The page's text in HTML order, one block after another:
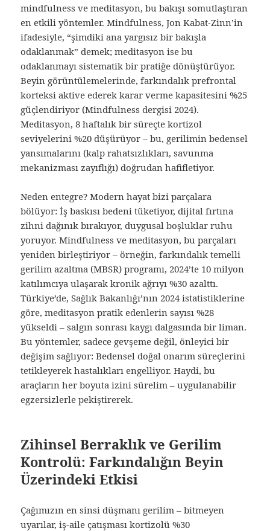
mindfulness ve meditasyon, bu bakışı somutlaştıran
en etkili yöntemler. Mindfulness, Jon Kabat-Zinn’in
ifadesiyle, “şimdiki ana yargısız bir bakışla
odaklanmak” demek; meditasyon ise bu
odaklanmayı sistematik bir pratiğe dönüştürüyor.
Beyin görüntülemelerinde, farkındalık prefrontal
korteksi aktive ederek karar verme kapasitesini %25
güçlendiriyor (Mindfulness dergisi 2024).
Meditasyon, 8 haftalık bir süreçte kortizol
seviyelerini %20 düşürüyor – bu, gerilimin bedensel
yansımalarını (kalp rahatsızlıkları, savunma
mekanizması zayıflığı) doğrudan hafifletiyor.
Neden entegre? Modern hayat bizi parçalara
bölüyor: İş baskısı bedeni tüketiyor, dijital fırtına
zihni dağınık bırakıyor, duygusal boşluklar ruhu
yoruyor. Mindfulness ve meditasyon, bu parçaları
yeniden birleştiriyor – örneğin, farkındalık temelli
gerilim azaltma (MBSR) programı, 2024’te 10 milyon
katılımcıya ulaşarak kronik ağrıyı %30 azalttı.
Türkiye’de, Sağlık Bakanlığı’nın 2024 istatistiklerine
göre, meditasyon pratik edenlerin sayısı %28
yükseldi – salgın sonrası kaygı dalgasında bir liman.
Bu yöntemler, sadece gevşeme değil, önleyici bir
değişim sağlıyor: Bedensel doğal onarım süreçlerini
tetikleyerek hastalıkları engelliyor. Haydi, bu
araçların her boyuta izini sürelim – uygulanabilir
egzersizlerle pekiştirerek.
Zihinsel Berraklık ve Gerilim
Kontrolü: Farkındalığın Beyin
Üzerindeki Etkisi
Çağımızın en sinsi düşmanı gerilim – bitmeyen
uyarılar, iş-aile çatışması kortizolü %30